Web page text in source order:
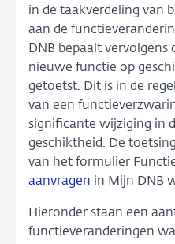
in de taakverdeling van
aan de
DNB bepaalt
nieuwe functie op
getoetst. Dit is in de
van een
significante wijziging in
geschiktheid. De
van het formulier
aanvragen in Mijn DNB
Hieronder staan een
functieveranderingen